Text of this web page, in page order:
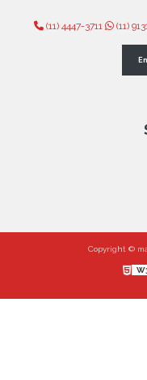
(11) 4447-3711 (11)
Copyright ©